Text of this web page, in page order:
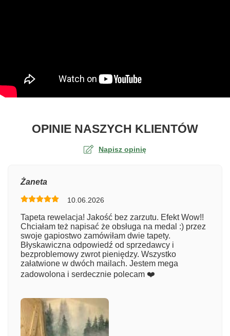
OPINIE NASZYCH KLIENTÓWO
Napisz opinię
Numer zamówienia
Imię
Żaneta
10.06.2026
Tapeta rewelacja! Jakość bez zarzutu. Efekt Wow!!
Chciałam też napisać że obsługa na medal :) przez
swoje gapiostwo zamówiłam dwie tapety.
Błyskawiczna odpowiedź od sprzedawcy i
bezproblemowy zwrot pieniędzy. Wszystko
załatwione w dwóch mailach. Jestem mega
zadowolona i serdecznie polecam ❤️